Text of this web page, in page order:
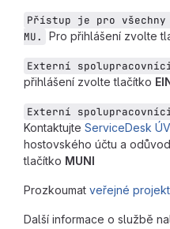
Přístup je pro všechny
MU.
Pro přihlášení zvolte
Externí
přihlášení zvolte tlačítko
Externí spolupracovníci
Kontaktujte ServiceDesk
hostovského účtu a
tlačítko MUNI
Prozkoumat veřejné
Další informace o službě